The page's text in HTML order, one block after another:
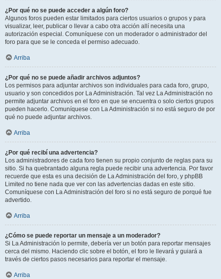
¿Por qué no se puede acceder a algún foro?
Algunos foros pueden estar limitados para ciertos usuarios o grupos y para
visualizar, leer, publicar o llevar a cabo otra acción allí necesita una
autorización especial. Comuníquese con un moderador o administrador del
foro para que se le conceda el permiso adecuado.
Arriba
¿Por qué no se puede añadir archivos adjuntos?
Los permisos para adjuntar archivos son individuales para cada foro, grupo,
usuario y son concedidos por La Administración. Tal vez La Administración no
permite adjuntar archivos en el foro en que se encuentra o solo ciertos grupos
pueden hacerlo. Comuníquese con La Administración si no está seguro de por
qué no puede adjuntar archivos.
Arriba
¿Por qué recibí una advertencia?
Los administradores de cada foro tienen su propio conjunto de reglas para su
sitio. Si ha quebrantado alguna regla puede recibir una advertencia. Por favor
recuerde que esta es una decisión de La Administración del foro, y phpBB
Limited no tiene nada que ver con las advertencias dadas en este sitio.
Comuníquese con La Administración del foro si no está seguro de porqué fue
advertido.
Arriba
¿Cómo se puede reportar un mensaje a un moderador?
Si La Administración lo permite, debería ver un botón para reportar mensajes
cerca del mismo. Haciendo clic sobre el botón, el foro le llevará y guiará a
través de ciertos pasos necesarios para reportar el mensaje.
Arriba